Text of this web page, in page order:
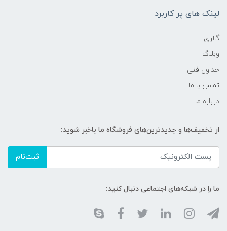
لینک های پر کاربرد
گالری
وبلاگ
جداول فنی
تماس با ما
درباره ما
از تخفیف‌ها و جدیدترین‌های فروشگاه ما باخبر شوید:
ثبت‌نام
ما را در شبکه‌های اجتماعی دنبال کنید: